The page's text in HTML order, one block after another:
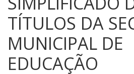
TÍTULOS DA
MUNICIPAL DE
EDUCAÇÃO